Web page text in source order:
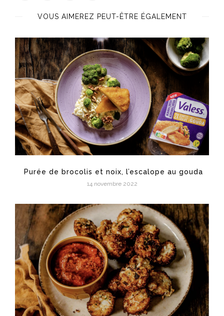
VOUS AIMEREZ PEUT-ÊTRE ÉGALEMENT
Purée de brocolis et noix, l’escalope au gouda
14 novembre 2022